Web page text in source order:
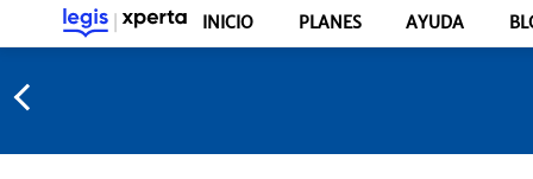
INICIO PLANES AYUDA